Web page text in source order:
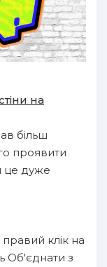
на
більш
проявити
це дуже
клік на
Об'єднати з